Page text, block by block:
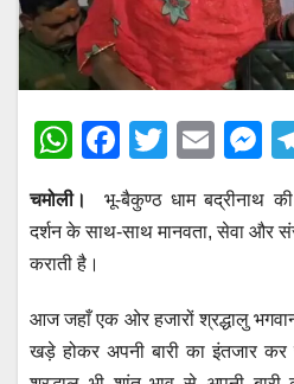
W
at
s
p
p
F
a
c
o
o
T
tt
E
m
ail
M
g
चमोली।
भू-बैकुण्ठ धाम बद्रीनाथ की
दर्शन के साथ-साथ मानवता, सेवा और
कराती है।
आज जहाँ एक ओर हजारों श्रद्धालु
खड़े होकर अपनी बारी का इंतजार